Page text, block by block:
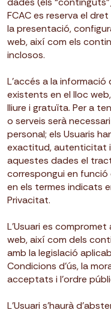
FCAC es reserva el
la presentació,
web, així com els
inclosos.
L’accés a la
existents en el lloc
lliure i gratuïta. Per a
o serveis serà
personal; els Usuaris
exactitud, autenticitat i
aquestes dades el
correspongui en
en els termes indicats
Privacitat.
L’Usuari es
web, així com dels
amb la legislació
Condicions d’ús, la
acceptats i l’ordre
L’Usuari s’haurà